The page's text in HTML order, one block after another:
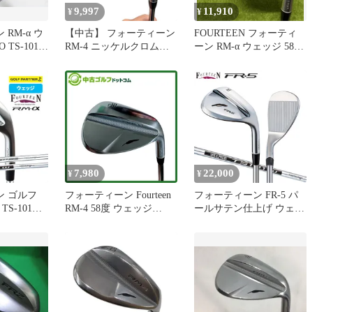
RM-α ウ
TS-101w
¥ 9,997
【中古】 フォーティーン
RM-4 ニッケルクロムメ
TS-101w (フレックスその
他) メンズ 男性用 右利き
右用 Cランク ゴルフクラ
¥ 11,910
FOURTEEN フォーティ
ーン RM-α ウェッジ 58°
利き用
ゴルフ
101w
¥ 7,980
フォーティーン Fourteen
RM-4 58度 ウェッジ
¥ 22,000
フォーティーン FR-5 パ
ールサテン仕上げ ウェッ